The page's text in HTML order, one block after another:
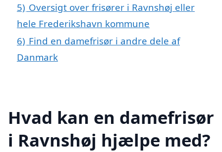
5) Oversigt over frisører i Ravnshøj eller
hele Frederikshavn kommune
6) Find en damefrisør i andre dele af
Danmark
Hvad kan en damefrisør
i Ravnshøj hjælpe med?